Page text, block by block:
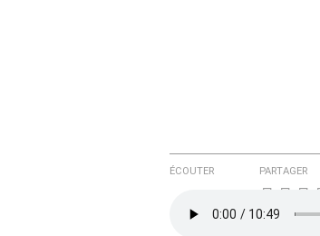
ÉCOUTER PARTAGER